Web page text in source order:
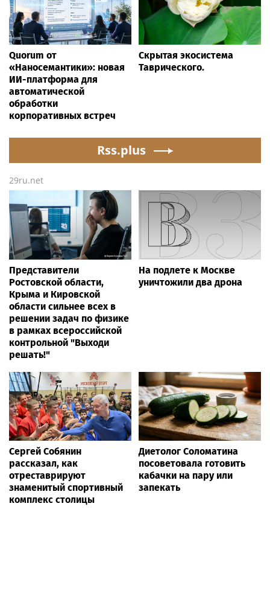
Quorum от
«Наносемантики»: новая
ИИ-платформа для
автоматической
обработки
корпоративных встреч
Скрытая экосистема
Таврического.
Rss.plus
29ru.net
Представители
Ростовской области,
Крыма и Кировской
области сильнее всех в
решении задач по физике
в рамках всероссийской
контрольной "Выходи
решать!"
На подлете к Москве
уничтожили два дрона
Сергей Собянин
рассказал, как
отреставрируют
знаменитый спортивный
комплекс столицы
Диетолог Соломатина
посоветовала готовить
кабачки на пару или
запекать